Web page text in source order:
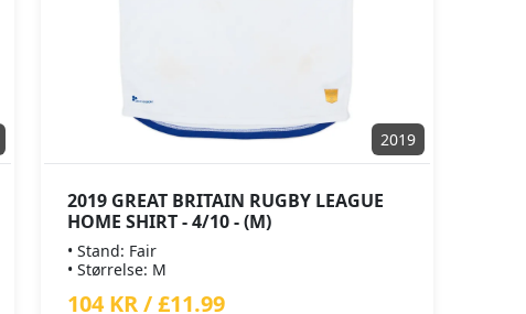
2019
2019 GREAT BRITAIN RUGBY LEAGUE
HOME SHIRT - 4/10 - (M)
• Stand: Fair
• Størrelse: M
104 KR / £11.99